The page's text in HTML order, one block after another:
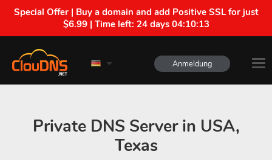
Special Offer | Buy a domain and add Positive SSL for just
$6.99 | Time left: 24 days 04:10:13
Anmeldung
Private DNS Server in USA,
Texas